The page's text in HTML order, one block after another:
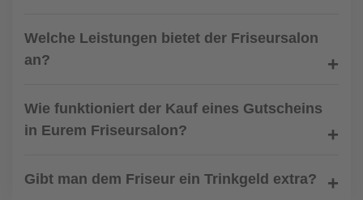
Welche Leistungen bietet der Friseursalon
an?
Wie funktioniert der Kauf eines Gutscheins
in Eurem Friseursalon?
Gibt man dem Friseur ein Trinkgeld extra?